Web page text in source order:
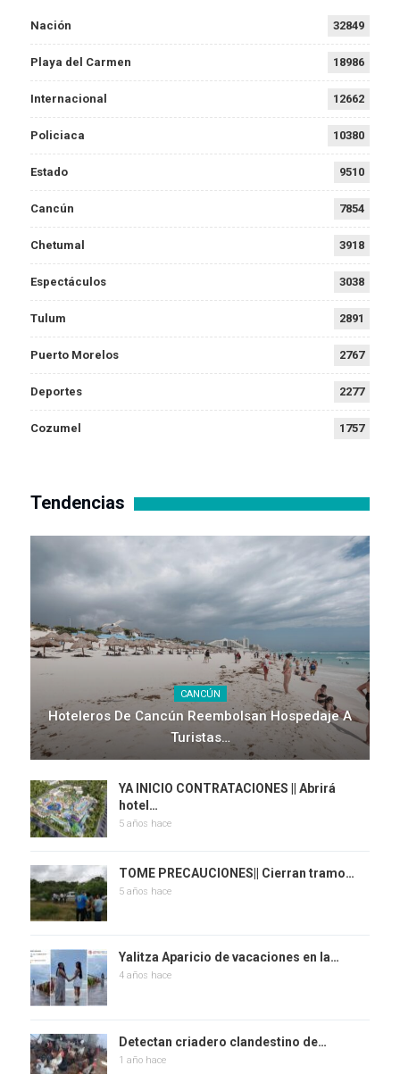
Nación 32849
Playa del Carmen 18986
Internacional 12662
Policiaca 10380
Estado 9510
Cancún 7854
Chetumal 3918
Espectáculos 3038
Tulum 2891
Puerto Morelos 2767
Deportes 2277
Cozumel 1757
Tendencias
CANCÚN
Hoteleros De Cancún Reembolsan Hospedaje A
Turistas…
YA INICIO CONTRATACIONES || Abrirá
hotel…
5 años hace
TOME PRECAUCIONES|| Cierran tramo…
5 años hace
Yalitza Aparicio de vacaciones en la…
4 años hace
Detectan criadero clandestino de…
1 año hace